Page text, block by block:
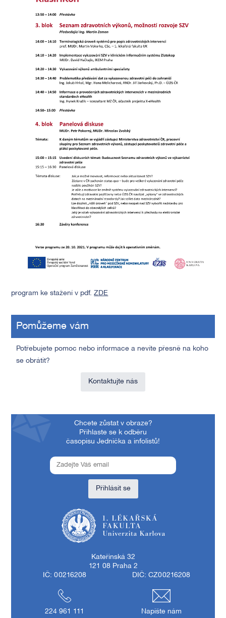
program ke stažení v pdf.ZDE
Pomůžeme vám
Potřebujete pomoc nebo informace a nevíte přesně na koho
se obrátit?
Kontaktujte nás
Chcete zůstat v obraze?
Přihlaste se k odběru
časopisu Jednička a infolistů!
Přihlásit se
Kateřinská 32
121 08 Praha 2
IČ: 00216208
DIČ: CZ00216208
224 961 111 Napište nám